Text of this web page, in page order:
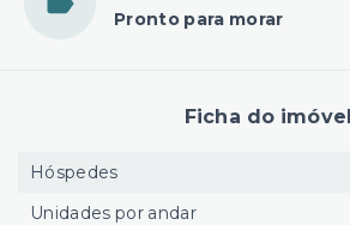
Pronto para morar
Ficha do imóvel
Hóspedes
Unidades por andar